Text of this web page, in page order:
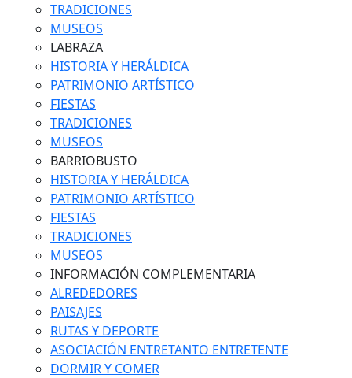
TRADICIONES
MUSEOS
LABRAZA
HISTORIA Y HERÁLDICA
PATRIMONIO ARTÍSTICO
FIESTAS
TRADICIONES
MUSEOS
BARRIOBUSTO
HISTORIA Y HERÁLDICA
PATRIMONIO ARTÍSTICO
FIESTAS
TRADICIONES
MUSEOS
INFORMACIÓN COMPLEMENTARIA
ALREDEDORES
PAISAJES
RUTAS Y DEPORTE
ASOCIACIÓN ENTRETANTO ENTRETENTE
DORMIR Y COMER